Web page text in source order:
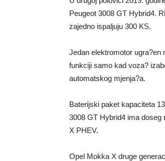
Peugeot 3008 GT Hybrid4.
zajedno ispaljuju 300 KS.
Jedan elektromotor ugra?en
funkciji samo kad voza?
automatskog mjenja?a.
Baterijski paket kapaciteta
3008 GT Hybrid4 ima doseg
X PHEV.
Opel Mokka X druge